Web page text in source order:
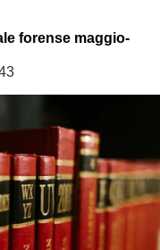
forense maggio-